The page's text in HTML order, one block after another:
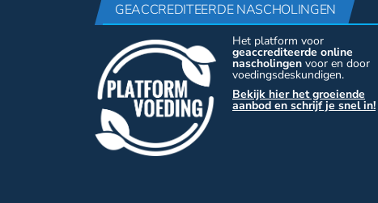
GEACCREDITEERDE NASCHOLINGEN
Het platform voor
geaccrediteerde online
nascholingen voor en door
voedingsdeskundigen.
Bekijk hier het groeiende
aanbod en schrijf je snel in!